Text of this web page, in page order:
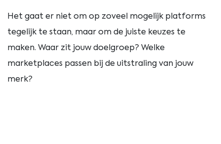
Het gaat er niet om op zoveel mogelijk platforms
tegelijk te staan, maar om de juiste keuzes te
maken. Waar zit jouw doelgroep? Welke
marketplaces passen bij de uitstraling van jouw
merk?